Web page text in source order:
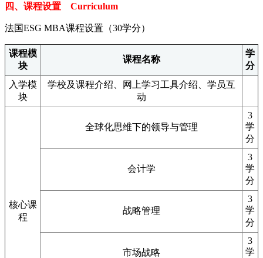
四、课程设置 Curriculum
法国ESG MBA课程设置（30学分）
课程模
块
课程名称
学
分
入学模
块
学校及课程介绍、网上学习工具介绍、学员互
动
核心课
程
全球化思维下的领导与管理
3
学
分
会计学
3
学
分
战略管理
3
学
分
市场战略
3
学